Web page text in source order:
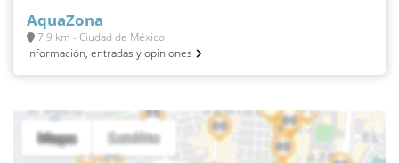
AquaZona
7.9 km - Ciudad de México
Información, entradas y opiniones